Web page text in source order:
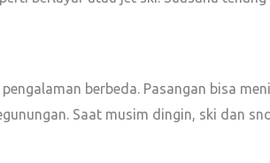
berbeda. Pasangan bisa
Saat musim dingin, ski dan